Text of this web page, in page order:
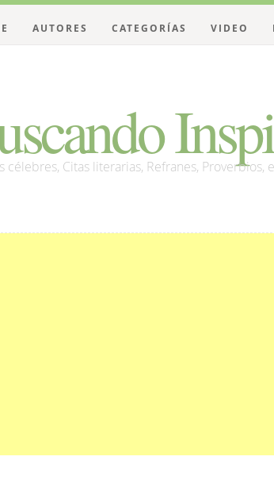
célebres, Citas literarias, Refranes, Proverbios,
AUTORES CATEGORÍAS VIDEO